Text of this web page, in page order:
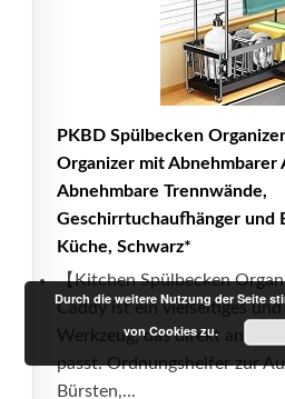
PKBD Spülbecken
Organizer mit Abnehmbarer
Abnehmbare Trennwände,
Geschirrtuchaufhänger und
Küche, Schwarz*
【Kitchen Spülbecken
Caddy ist ein vielseitiges
Werkzeug, das direkt an die
passt. Ordnungshelfer zur
Bürsten,...
Durch die weitere Nutzung der Seite
von Cookies zu.